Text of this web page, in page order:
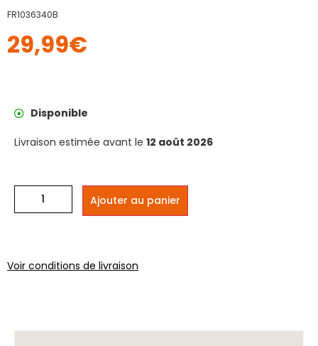
FR1036340B
29,99€
Disponible
Livraison estimée avant le 12 août 2026
Ajouter au panier
Voir conditions de livraison